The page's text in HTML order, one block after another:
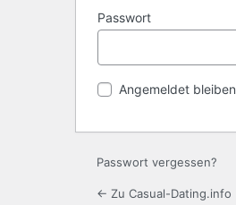
Passwort
Angemeldet bleiben
Passwort vergessen?
← Zu Casual-Dating.info